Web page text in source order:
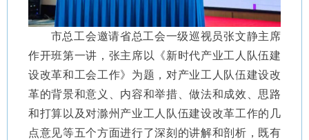
市总工会邀请省总工会一级巡视员张文静主席
作开班第一讲，张主席以《新时代产业工人队伍建
设改革和工会工作》为题，对产业工人队伍建设改
革的背景和意义、内容和举措、做法和成效、思路
和打算以及对滁州产业工人队伍建设改革工作的几
点意见等五个方面进行了深刻的讲解和剖析，既有